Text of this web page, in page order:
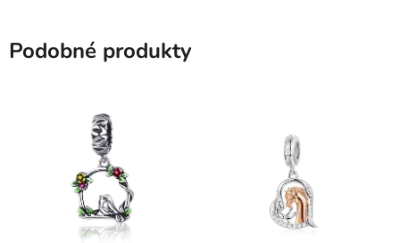
Podobné produkty